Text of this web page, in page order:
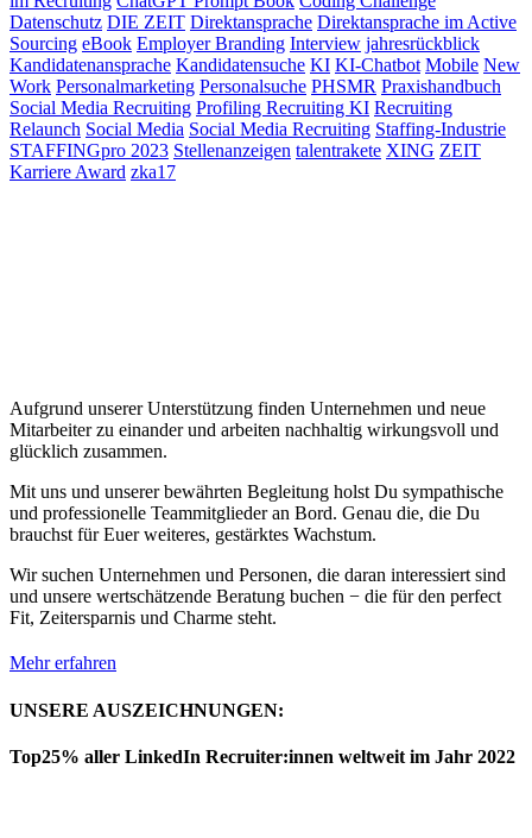
Datenschutz DIE ZEIT Direktansprache Direktansprache im Active
Sourcing eBook Employer Branding Interview jahresrückblick
Kandidatenansprache Kandidatensuche KI KI-Chatbot Mobile New
Work Personalmarketing Personalsuche PHSMR Praxishandbuch
Social Media Recruiting Profiling Recruiting KI Recruiting
Relaunch Social Media Social Media Recruiting Staffing-Industrie
STAFFINGpro 2023 Stellenanzeigen talentrakete XING ZEIT
Karriere Award zka17
Aufgrund unserer Unterstützung finden Unternehmen und neue
Mitarbeiter zu einander und arbeiten nachhaltig wirkungsvoll und
glücklich zusammen.
Mit uns und unserer bewährten Begleitung holst Du sympathische
und professionelle Teammitglieder an Bord. Genau die, die Du
brauchst für Euer weiteres, gestärktes Wachstum.
Wir suchen Unternehmen und Personen, die daran interessiert sind
und unsere wertschätzende Beratung buchen − die für den perfect
Fit, Zeitersparnis und Charme steht.
Mehr erfahren
UNSERE AUSZEICHNUNGEN:
Top25% aller LinkedIn Recruiter:innen weltweit im Jahr 2022